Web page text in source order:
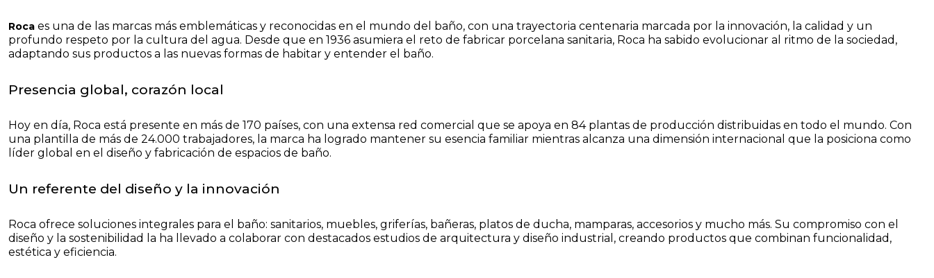
Roca es una de las marcas más emblemáticas y reconocidas en el mundo del baño, con una trayectoria centenaria marcada por la innovación, la calidad y un
profundo respeto por la cultura del agua. Desde que en 1936 asumiera el reto de fabricar porcelana sanitaria, Roca ha sabido evolucionar al ritmo de la sociedad,
adaptando sus productos a las nuevas formas de habitar y entender el baño.
Presencia global, corazón local
Hoy en día, Roca está presente en más de 170 países, con una extensa red comercial que se apoya en 84 plantas de producción distribuidas en todo el mundo. Con
una plantilla de más de 24.000 trabajadores, la marca ha logrado mantener su esencia familiar mientras alcanza una dimensión internacional que la posiciona como
líder global en el diseño y fabricación de espacios de baño.
Un referente del diseño y la innovación
Roca ofrece soluciones integrales para el baño: sanitarios, muebles, griferías, bañeras, platos de ducha, mamparas, accesorios y mucho más. Su compromiso con el
diseño y la sostenibilidad la ha llevado a colaborar con destacados estudios de arquitectura y diseño industrial, creando productos que combinan funcionalidad,
estética y eficiencia.